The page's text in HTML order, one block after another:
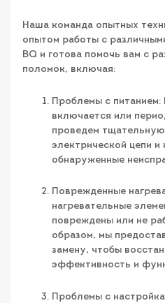
Наша команда опытных
опытом работы с
BQ и готова помочь вам с
поломок, включая:
Проблемы с
включается или
проведем тщательную
электрической цепи и
обнаруженные
Поврежденные
нагревательные
повреждены или не
образом, мы
замену, чтобы
эффективность и
Проблемы с